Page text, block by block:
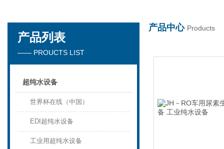
产品中心 Products
产品列表
—— PROUCTS LIST
超纯水设备
世界杯在线（中国）
EDI超纯水设备
工业用超纯水设备